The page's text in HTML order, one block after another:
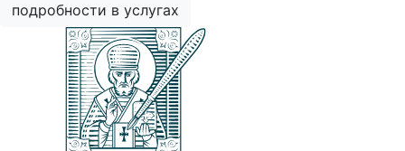
подробности в услугах